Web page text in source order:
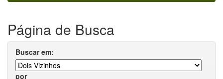
Página de Busca
Buscar em:
por